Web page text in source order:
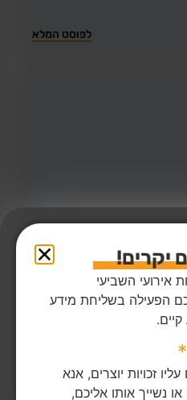
לפוסט המלא
הדליקו נר
ז"ל
לפוסט המלא
יקרים!
אירועי השביעי
הפעילה בשליחת מידע
*
זכויות יוצרים, אנא
או נשייך אותו אליכם,